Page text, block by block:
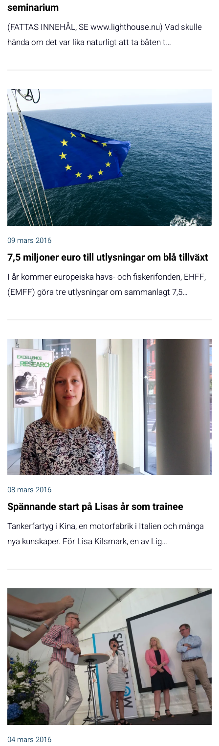
seminarium
(FATTAS INNEHÅL, SE www.lighthouse.nu) Vad skulle
hända om det var lika naturligt att ta båten t…
09 mars 2016
7,5 miljoner euro till utlysningar om blå tillväxt
I år kommer europeiska havs- och fiskerifonden, EHFF,
(EMFF) göra tre utlysningar om sammanlagt 7,5…
08 mars 2016
Spännande start på Lisas år som trainee
Tankerfartyg i Kina, en motorfabrik i Italien och många
nya kunskaper. För Lisa Kilsmark, en av Lig…
04 mars 2016